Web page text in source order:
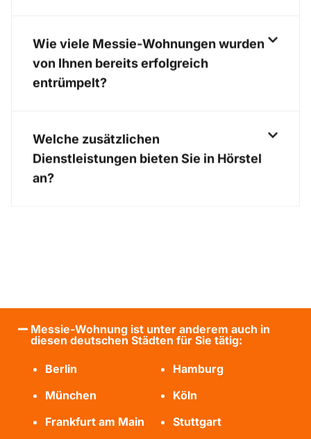
Wie viele Messie-Wohnungen wurden
von Ihnen bereits erfolgreich
entrümpelt?
Welche zusätzlichen
Dienstleistungen bieten Sie in Hörstel
an?
Messie-Wohnung ist unter anderem auch in
diesen deutschen Städten für Sie tätig:
Berlin
Hamburg
München
Köln
Frankfurt am Main
Stuttgart